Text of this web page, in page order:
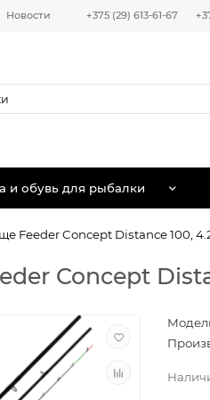
Новости +375 (29) 613-61-67
и обувь для рыбалки
Feeder Concept Distance 100,
Concept